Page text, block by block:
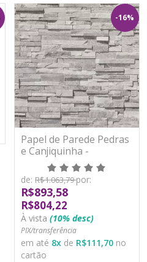
-16%
Papel de Parede Pedras
e Canjiquinha -
Metropolitan Stories 3 -
AS388162 - Vinílico
de: R$1.063,79por:
R$893,58
R$804,22
À vista (10% desc)
PIX/transferência
em até 8x de R$111,70 no
cartão